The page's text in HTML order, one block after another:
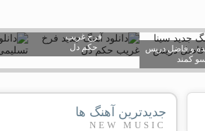
و فاضل دریس
کمند
فرخ غریب
حکم دل
جدیدترین آهنگ ها
NEW MUSIC